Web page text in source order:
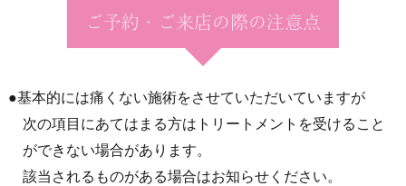
ご予約・ご来店の際の注意点
●基本的には痛くない施術をさせていただいていますが
次の項目にあてはまる方はトリートメントを受けること
ができない場合があります。
該当されるものがある場合はお知らせください。